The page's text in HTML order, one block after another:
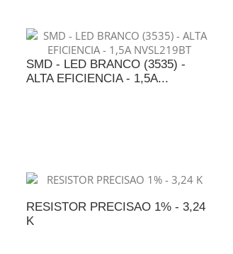
SMD - LED BRANCO (3535) -
ALTA EFICIENCIA - 1,5A...
RESISTOR PRECISAO 1% - 3,24
K